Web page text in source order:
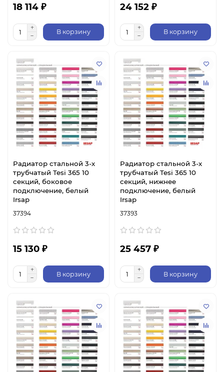
18 114 ₽
В корзину
24 152 ₽
В корзину
Радиатор стальной 3-х
трубчатый Tesi 365 10
секций, боковое
подключение, белый
Irsap
37394
15 130 ₽
В корзину
Радиатор стальной 3-х
трубчатый Tesi 365 10
секций, нижнее
подключение, белый
Irsap
37393
25 457 ₽
В корзину